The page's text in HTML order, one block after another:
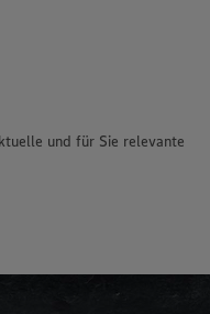
und für Sie relevante